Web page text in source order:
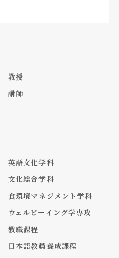
教授
講師
英語文化学科
文化総合学科
食環境マネジメント学科
ウェルビーイング学専攻
教職課程
日本語教員養成課程